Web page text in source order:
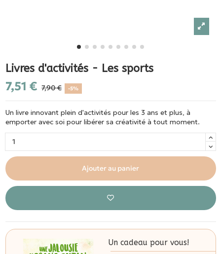
Livres d'activités - Les sports
7,51 € 7,90 € -5%
Un livre innovant plein d'activités pour les 3 ans et plus, à
emporter avec soi pour libérer sa créativité à tout moment.
Ajouter au panier
Un cadeau pour vous!